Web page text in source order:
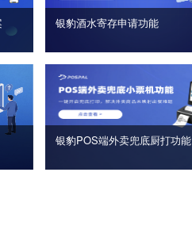
银豹酒水寄存申请功能
银豹POS端外卖兜底厨打功能